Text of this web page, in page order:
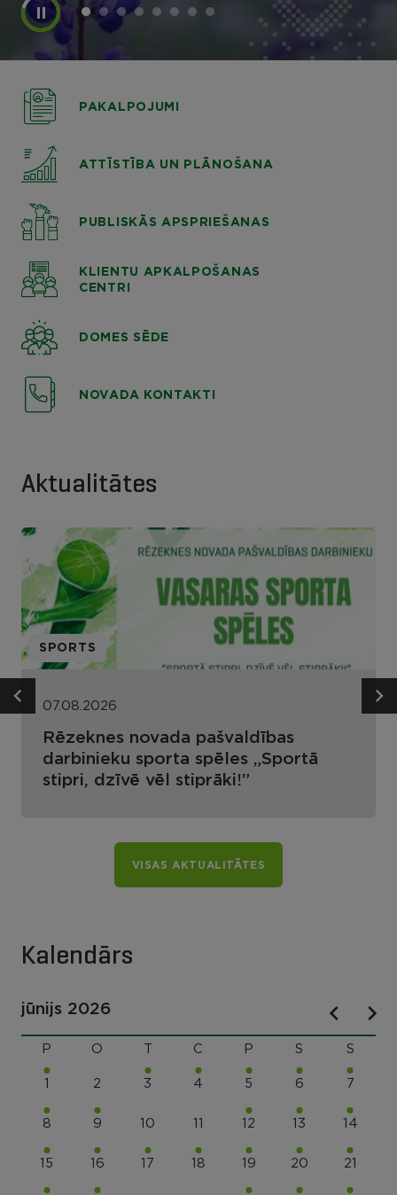
PAKALPOJUMI
ATTĪSTĪBA UN PLĀNOŠANA
PUBLISKĀS APSPRIEŠANAS
KLIENTU APKALPOŠANAS
CENTRI
DOMES SĒDE
NOVADA KONTAKTI
Aktualitātes
SPORTS
07.08.2026
Rēzeknes novada pašvaldības
darbinieku sporta spēles „Sportā
stipri, dzīvē vēl stiprāki!”
VISAS AKTUALITĀTES
Kalendārs
jūnijs 2026
P O C P S S
1 2 3 4 5 6 7
8 9 10 11 12 13 14
15 16 17 18 19 20 21